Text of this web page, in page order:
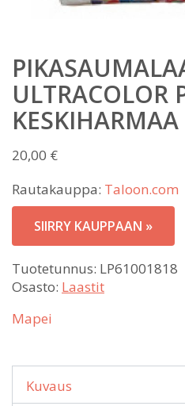
ULTRACOLOR
KESKIHARMAA
20,00 €
Rautakauppa: Taloon.com
SIIRRY KAUPPAAN »
Tuotetunnus: LP61001818
Osasto: Laastit
Mapei
Kuvaus